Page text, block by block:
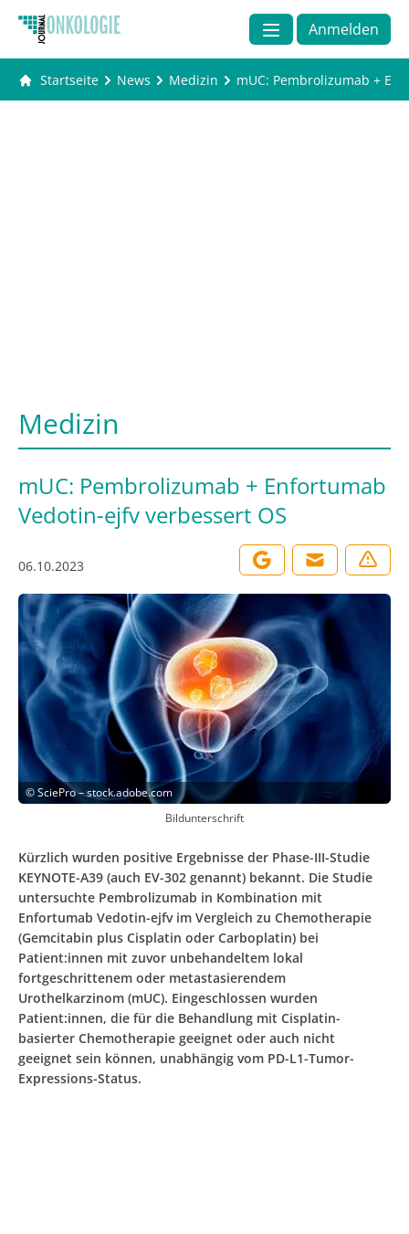
Anmelden
Startseite News Medizin mUC: Pembrolizumab +
Medizin
mUC: Pembrolizumab + Enfortumab
Vedotin-ejfv verbessert OS
06.10.2023
©SciePro – stock.adobe.com
Bildunterschrift
Kürzlich wurden positive Ergebnisse der Phase-III-Studie
KEYNOTE-A39 (auch EV-302 genannt) bekannt. Die Studie
untersuchte Pembrolizumab in Kombination mit
Enfortumab Vedotin-ejfv im Vergleich zu Chemotherapie
(Gemcitabin plus Cisplatin oder Carboplatin) bei
Patient:innen mit zuvor unbehandeltem lokal
fortgeschrittenem oder metastasierendem
Urothelkarzinom (mUC). Eingeschlossen wurden
Patient:innen, die für die Behandlung mit Cisplatin-
basierter Chemotherapie geeignet oder auch nicht
geeignet sein können, unabhängig vom PD-L1-Tumor-
Expressions-Status.